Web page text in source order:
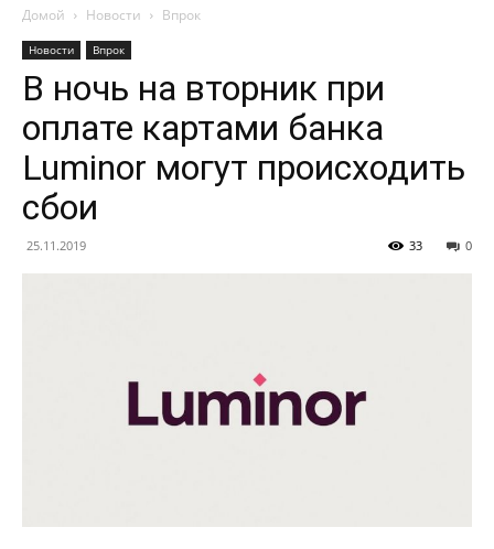
Домой Новости Впрок
Новости Впрок
В ночь на вторник при
оплате картами банка
Luminor могут происходить
сбои
25.11.2019 0
33